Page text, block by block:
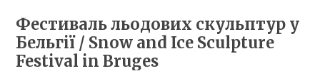
Фестиваль льодових скульптур у
Бельгії / Snow and Ice Sculpture
Festival in Bruges